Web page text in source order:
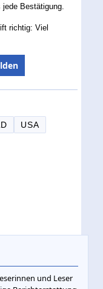
Bestätigung.
richtig: Viel
USA
und Leser